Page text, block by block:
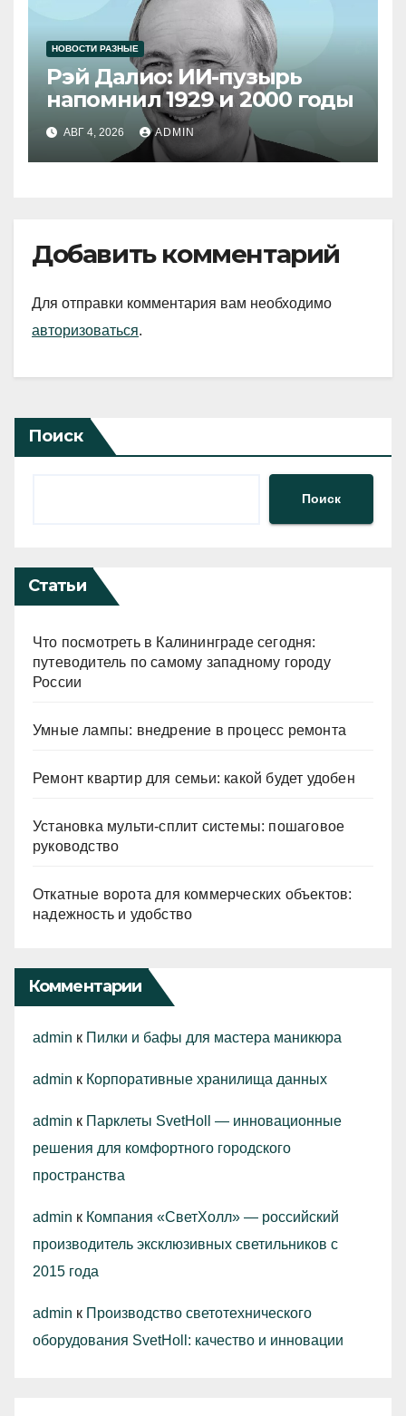
НОВОСТИ РАЗНЫЕ
Рэй Далио: ИИ-пузырь
напомнил 1929 и 2000 годы
АВГ 4, 2026 ADMIN
Добавить комментарий
Для отправки комментария вам необходимо
авторизоваться.
Поиск
Поиск
Статьи
Что посмотреть в Калининграде сегодня:
путеводитель по самому западному городу
России
Умные лампы: внедрение в процесс ремонта
Ремонт квартир для семьи: какой будет удобен
Установка мульти-сплит системы: пошаговое
руководство
Откатные ворота для коммерческих объектов:
надежность и удобство
Комментарии
admin к Пилки и бафы для мастера маникюра
admin к Корпоративные хранилища данных
admin к Парклеты SvetHoll — инновационные
решения для комфортного городского
пространства
admin к Компания «СветХолл» — российский
производитель эксклюзивных светильников с
2015 года
admin к Производство светотехнического
оборудования SvetHoll: качество и инновации